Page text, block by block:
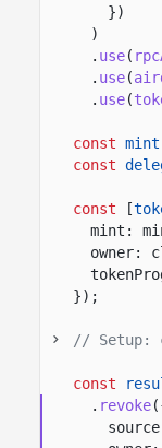
})
)
. use(
. use(
. use(
const mint
const
const [
mint:
owner:
});
// Setup:
const
. revoke